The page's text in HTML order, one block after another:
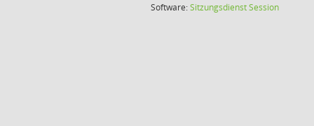
Software:SitzungsdienstSession(Wird in